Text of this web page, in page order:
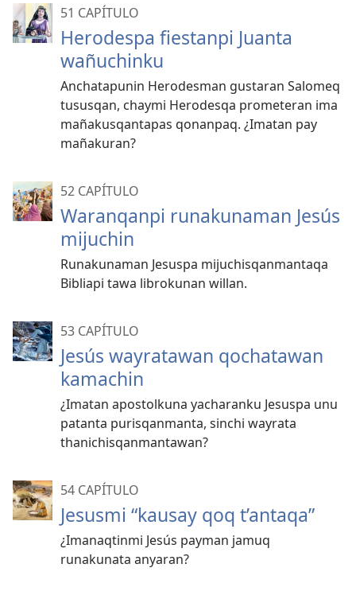
51 CAPÍTULO
Herodespa fiestanpi Juanta
wañuchinku
Anchatapunin Herodesman gustaran Salomeq
tususqan, chaymi Herodesqa prometeran ima
mañakusqantapas qonanpaq. ¿Imatan pay
mañakuran?
52 CAPÍTULO
Waranqanpi runakunaman Jesús
mijuchin
Runakunaman Jesuspa mijuchisqanmantaqa
Bibliapi tawa librokunan willan.
53 CAPÍTULO
Jesús wayratawan qochatawan
kamachin
¿Imatan apostolkuna yacharanku Jesuspa unu
patanta purisqanmanta, sinchi wayrata
thanichisqanmantawan?
54 CAPÍTULO
Jesusmi “kausay qoq t’antaqa”
¿Imanaqtinmi Jesús payman jamuq
runakunata anyaran?